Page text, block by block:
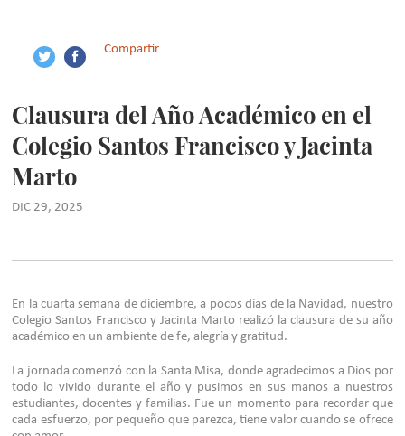
Compartir
Clausura del Año Académico en el
Colegio Santos Francisco y Jacinta
Marto
DIC 29, 2025
En la cuarta semana de diciembre, a pocos días de la Navidad, nuestro
Colegio Santos Francisco y Jacinta Marto realizó la clausura de su año
académico en un ambiente de fe, alegría y gratitud.
La jornada comenzó con la Santa Misa, donde agradecimos a Dios por
todo lo vivido durante el año y pusimos en sus manos a nuestros
estudiantes, docentes y familias. Fue un momento para recordar que
cada esfuerzo, por pequeño que parezca, tiene valor cuando se ofrece